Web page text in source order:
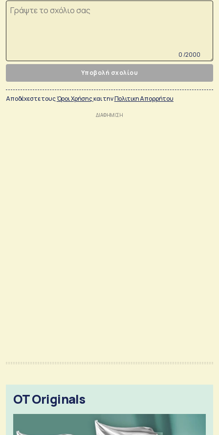
0 /2000
Υποβολή σχολίου
Αποδέχεστε τουςΌροι Χρήσηςκαι τηνΠολιτικη Απορρήτου
OT Originals